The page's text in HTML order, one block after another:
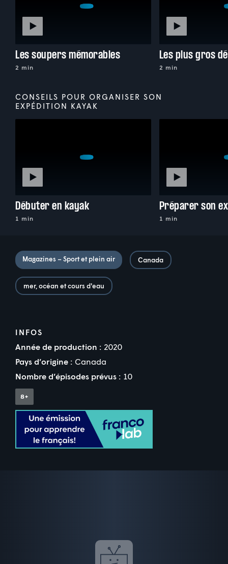
Les soupers mémorables
2 min
Les plus gros
2 min
CONSEILS POUR ORGANISER SON
EXPÉDITION KAYAK
Débuter en kayak
1 min 1 min
Magazines – Sport et plein air Canada
mer, océan et cours d'eau
INFOS
Année de production : 2020
Pays d’origine : Canada
Nombre d’épisodes prévus : 10